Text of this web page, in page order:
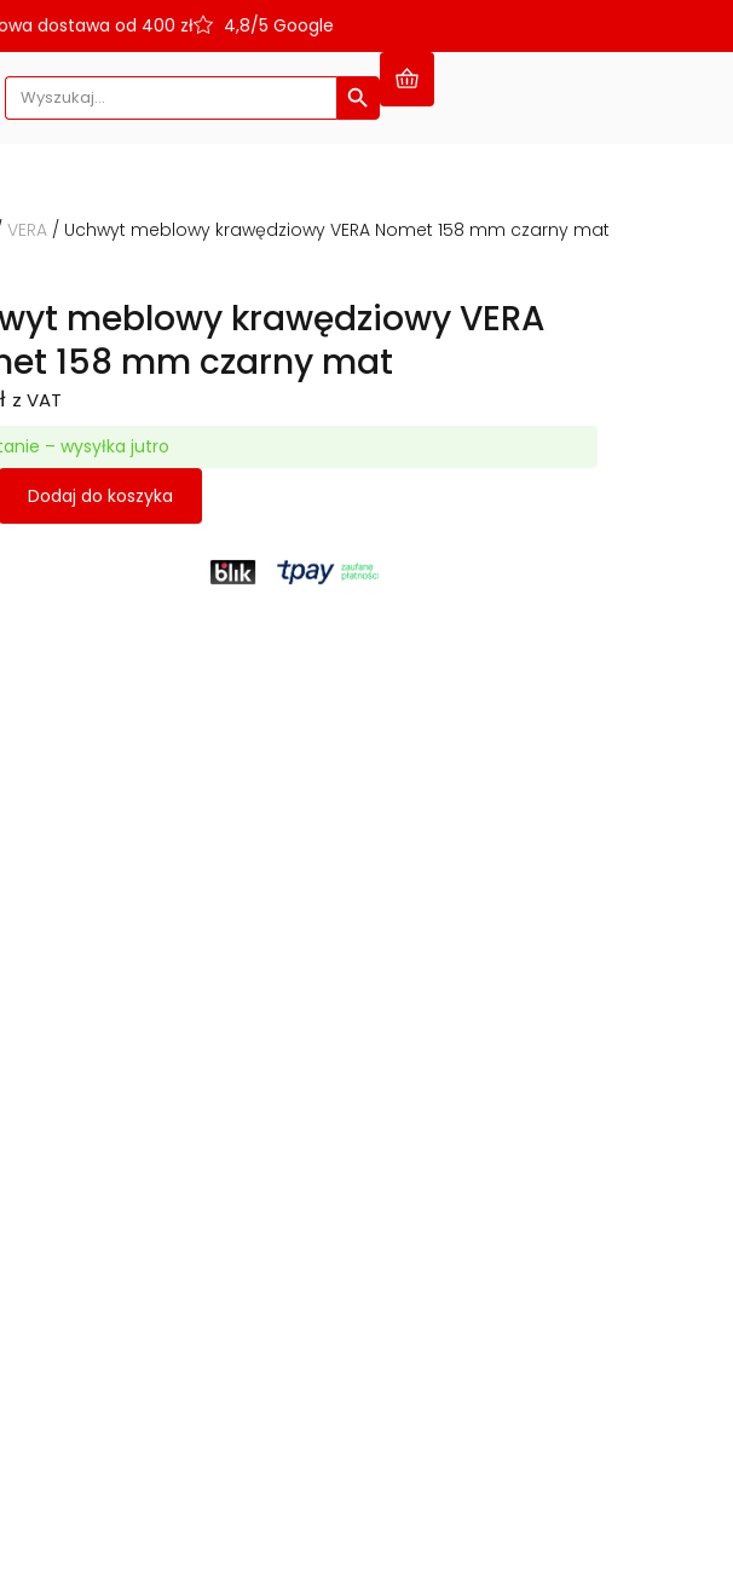
dostawa od 400 zł 4,8/5 Google
Search
for:
Search Button
VERA / Uchwyt meblowy krawędziowy VERA Nomet 158 mm czarny mat
meblowy krawędziowy VERA
158 mm czarny mat
z VAT
– wysyłka jutro
Dodaj do koszyka